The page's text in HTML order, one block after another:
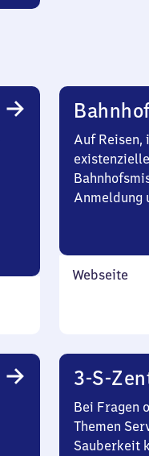
Auf Reisen,
Anmeldung
Webseite
3-S-
Bei Fragen
Themen
Sauberkeit